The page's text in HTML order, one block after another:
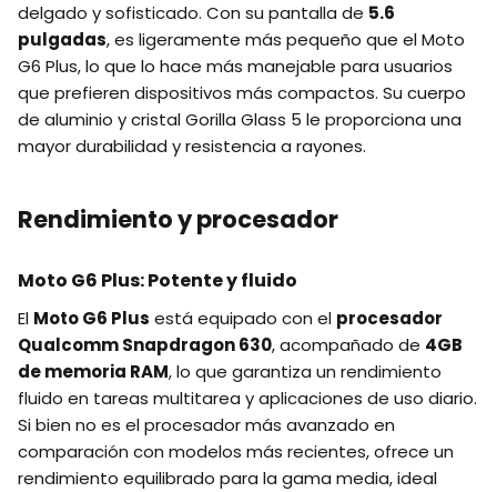
delgado y sofisticado. Con su pantalla de 5.6
pulgadas, es ligeramente más pequeño que el Moto
G6 Plus, lo que lo hace más manejable para usuarios
que prefieren dispositivos más compactos. Su cuerpo
de aluminio y cristal Gorilla Glass 5 le proporciona una
mayor durabilidad y resistencia a rayones.
Rendimiento y procesador
Moto G6 Plus: Potente y fluido
El Moto G6 Plus está equipado con el procesador
Qualcomm Snapdragon 630, acompañado de 4GB
de memoria RAM, lo que garantiza un rendimiento
fluido en tareas multitarea y aplicaciones de uso diario.
Si bien no es el procesador más avanzado en
comparación con modelos más recientes, ofrece un
rendimiento equilibrado para la gama media, ideal